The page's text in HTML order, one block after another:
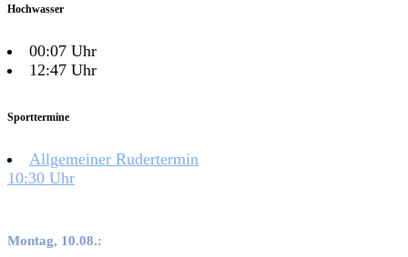
Hochwasser
00:07 Uhr
12:47 Uhr
Sporttermine
Allgemeiner Rudertermin
10:30 Uhr
Montag, 10.08.: